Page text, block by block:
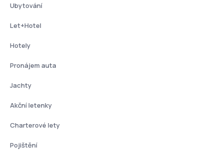
Ubytování
Let+Hotel
Hotely
Pronájem auta
Jachty
Akční letenky
Charterové lety
Pojištění